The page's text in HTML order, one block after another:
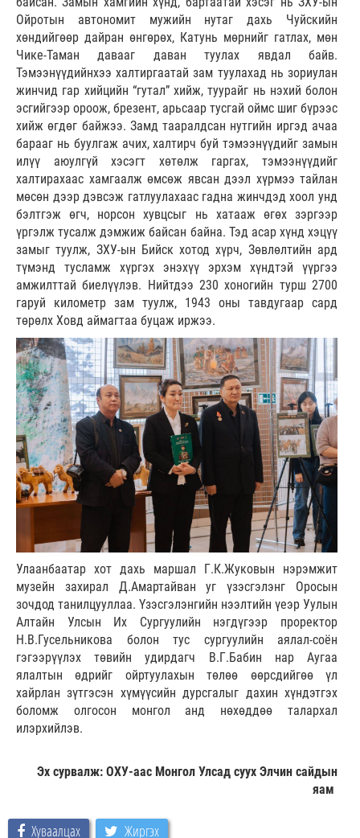
Ойротын автономит мужийн нутаг дахь Чуйскийн
хөндийгөөр дайран өнгөрөх, Катунь мөрнийг гатлах, мөн
Чике-Таман давааг даван туулах явдал байв.
Тэмээнүүдийнхээ халтиргаатай зам туулахад нь зориулан
жинчид гар хийцийн “гутал” хийж, туурайг нь нэхий болон
эсгийгээр ороож, брезент, арьсаар тусгай оймс шиг бүрээс
хийж өгдөг байжээ. Замд тааралдсан нутгийн иргэд ачаа
барааг нь буулгаж ачих, халтирч буй тэмээнүүдийг замын
илүү аюулгүй хэсэгт хөтөлж гаргах, тэмээнүүдийг
халтирахаас хамгаалж өмсөж явсан дээл хүрмээ тайлан
мөсөн дээр дэвсэж гатлуулахаас гадна жинчдэд хоол унд
бэлтгэж өгч, норсон хувцсыг нь хатааж өгөх зэргээр
үргэлж тусалж дэмжиж байсан байна. Тэд асар хүнд хэцүү
замыг туулж, ЗХУ-ын Бийск хотод хүрч, Зөвлөлтийн ард
түмэнд тусламж хүргэх энэхүү эрхэм хүндтэй үүргээ
амжилттай биелүүлэв. Нийтдээ 230 хоногийн турш 2700
гаруй километр зам туулж, 1943 оны тавдугаар сард
төрөлх Ховд аймагтаа буцаж иржээ.
Улаанбаатар хот дахь маршал Г.К.Жуковын нэрэмжит
музейн захирал Д.Амартайван уг үзэсгэлэнг Оросын
зочдод танилцууллаа. Үзэсгэлэнгийн нээлтийн үеэр Уулын
Алтайн Улсын Их Сургуулийн нэгдүгээр проректор
Н.В.Гусельникова болон тус сургуулийн аялал-соён
гэгээрүүлэх төвийн удирдагч В.Г.Бабин нар Аугаа
ялалтын өдрийг ойртуулахын төлөө өөрсдийгөө үл
хайрлан зүтгэсэн хүмүүсийн дурсгалыг дахин хүндэтгэх
боломж олгосон монгол анд нөхөддөө талархал
илэрхийлэв.
Эх сурвалж: ОХУ-аас Монгол Улсад суух Элчин сайдын
яам
Хуваалцах Жиргэх